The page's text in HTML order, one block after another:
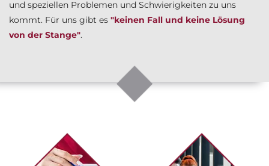
und speziellen Problemen und Schwierigkeiten zu uns
kommt. Für uns gibt es "keinen Fall und keine Lösung
von der Stange".